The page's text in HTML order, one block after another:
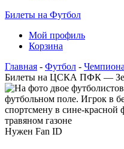
Билеты на Футбол
Мой профиль
Корзина
Главная - Футбол -
Билеты на ЦСКА ПФК —
Нужен Fan ID